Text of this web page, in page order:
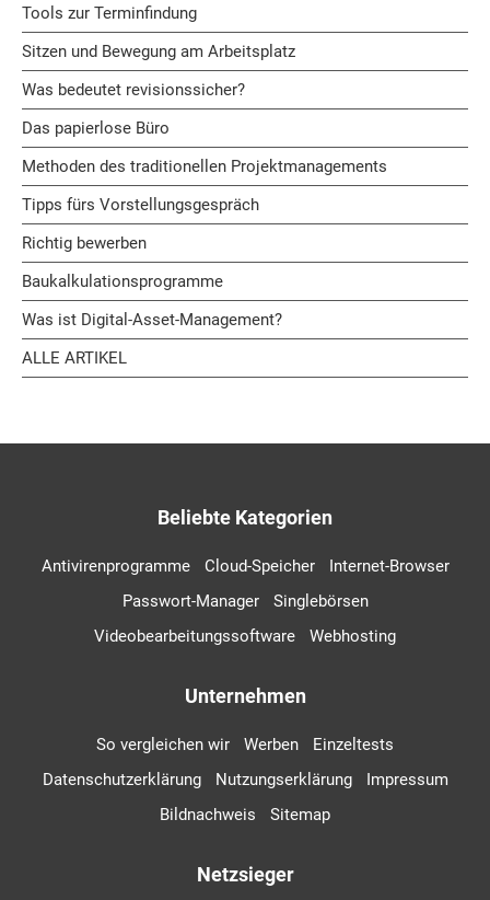
Tools zur Terminfindung
Sitzen und Bewegung am Arbeitsplatz
Was bedeutet revisionssicher?
Das papierlose Büro
Methoden des traditionellen Projektmanagements
Tipps fürs Vorstellungsgespräch
Richtig bewerben
Baukalkulationsprogramme
Was ist Digital-Asset-Management?
ALLE ARTIKEL
Beliebte Kategorien
Antivirenprogramme Cloud-Speicher
Internet-Browser
Passwort-Manager
Singlebörsen
Videobearbeitungssoftware
Webhosting
Unternehmen
So vergleichen wir Werben
Einzeltests
Datenschutzerklärung
Nutzungserklärung
Impressum
Bildnachweis
Sitemap
Netzsieger